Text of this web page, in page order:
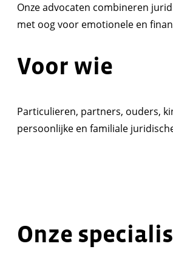
Onze advocaten combineren
met oog voor emotionele en
Voor wie
Particulieren, partners, ouders,
persoonlijke en familiale
Onze